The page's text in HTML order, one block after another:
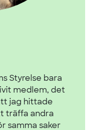
Styrelse bara
medlem, det
jag hittade
träffa andra
samma saker